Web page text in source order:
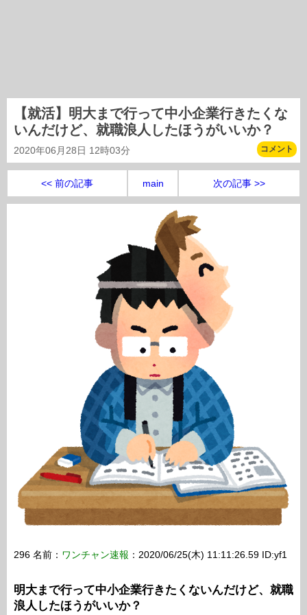
【就活】明大まで行って中小企業行きたくな
いんだけど、就職浪人したほうがいいか？
2020年06月28日 12時03分 コメント
<< 前の記事 main 次の記事 >>
296 名前： ワンチャン速報 ：2020/06/25(木) 11:11:26.59 ID:yf1
明大まで行って中小企業行きたくないんだけど、就職
浪人したほうがいいか？